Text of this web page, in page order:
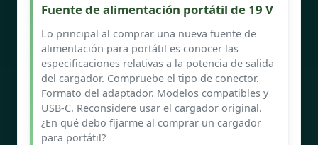
Fuente de alimentación portátil de 19 V
Lo principal al comprar una nueva fuente de
alimentación para portátil es conocer las
especificaciones relativas a la potencia de salida
del cargador. Compruebe el tipo de conector.
Formato del adaptador. Modelos compatibles y
USB-C. Reconsidere usar el cargador original.
¿En qué debo fijarme al comprar un cargador
para portátil?